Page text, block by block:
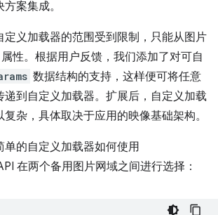
案集成。
定义加载器的范围受到限制，只能从图片
属性。根据用户反馈，我们添加了对可自
数据结构的支持，这样便可将任意
递到自定义加载器。扩展后，自定义加载
杂，具体取决于应用的映像基础架构。
单的自定义加载器如何使用
在两个备用图片网域之间进行选择：